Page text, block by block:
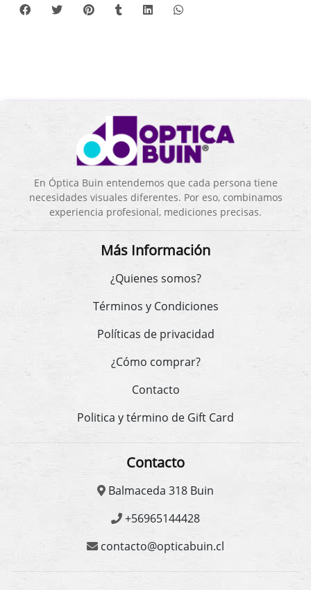
En Óptica Buin entendemos que cada persona tiene
necesidades visuales diferentes. Por eso, combinamos
experiencia profesional, mediciones precisas.
Más Información
¿Quienes somos?
Términos y Condiciones
Políticas de privacidad
¿Cómo comprar?
Contacto
Politica y término de Gift Card
Contacto
Balmaceda 318 Buin
+56965144428
contacto@opticabuin.cl